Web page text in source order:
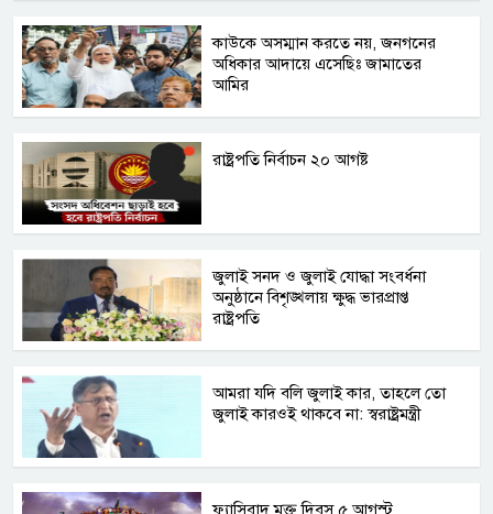
কাউকে অসম্মান করতে নয়, জনগনের
অধিকার আদায়ে এসেছিঃ জামাতের
আমির
রাষ্ট্রপতি নির্বাচন ২০ আগষ্ট
জুলাই সনদ ও জুলাই যোদ্ধা সংবর্ধনা
অনুষ্ঠানে বিশৃঙ্খলায় ক্ষুদ্ধ ভারপ্রাপ্ত
রাষ্ট্রপতি
আমরা যদি বলি জুলাই কার, তাহলে তো
জুলাই কারওই থাকবে না: স্বরাষ্ট্রমন্ত্রী
ফ্যাসিবাদ মুক্ত দিবস ৫ আগস্ট